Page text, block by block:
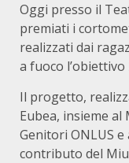
Oggi presso il
premiati i
realizzati dai
a fuoco l’obiettivo
Il progetto,
Eubea, insieme
Genitori ONLUS e
contributo del